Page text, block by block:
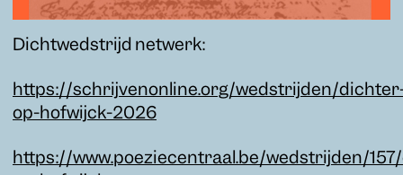
Dichtwedstrijd netwerk:
https://schrijvenonline.org/wedstrijden/
op-hofwijck-2026
https://www.poeziecentraal.be/wedstrijden/